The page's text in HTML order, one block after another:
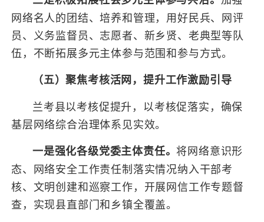
网络名人的团结、培养和管理，用好民兵、网评
员、义务监督员、志愿者、新乡贤、老典型等队
伍，不断拓展多元主体参与范围和参与方式。
（五）聚焦考核活网，提升工作激励引导
兰考县以考核促提升，以考核促落实，确保
基层网络综合治理体系见实效。
一是强化各级党委主体责任。将网络意识形
态、网络安全工作责任制落实情况纳入干部考
核、文明创建和巡察工作，开展网信工作专题督
查，实现县直部门和乡镇全覆盖。